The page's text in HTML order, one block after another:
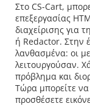
Στο CS-Cart,
επεξεργασίας
διαχείρισης για
ή Redactor. Στην
λανθασμένα: οι
λειτουργούσαν.
πρόβλημα και
Τώρα μπορείτε
προσθέσετε